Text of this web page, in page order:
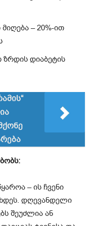
მიღება – 20%-ით
ზრდის დიაბეტის
– ის ჩვენი
დღევანდელი
შეუძლია ან